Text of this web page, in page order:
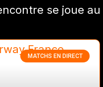
se joue au
MATCHS EN DIRECT